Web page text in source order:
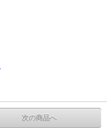
次の商品へ